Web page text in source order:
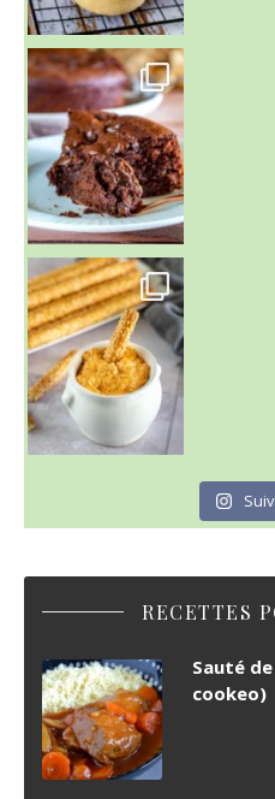
~ GÂTEAU FONDANT CHOCO NOISETTE ~
C'est lundi
RECETTES
Sauté
cookeo)